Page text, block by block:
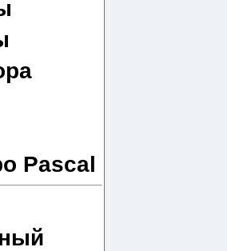
Pascal